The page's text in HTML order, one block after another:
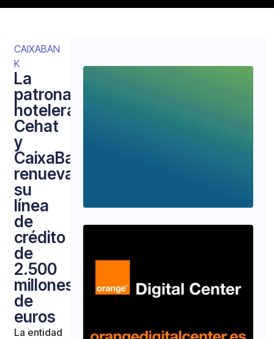
CAIXABAN
K
La
patronal
hotelera
Cehat
y
CaixaBank
renuevan
su
línea
de
crédito
de
2.500
millones
de
euros
La entidad